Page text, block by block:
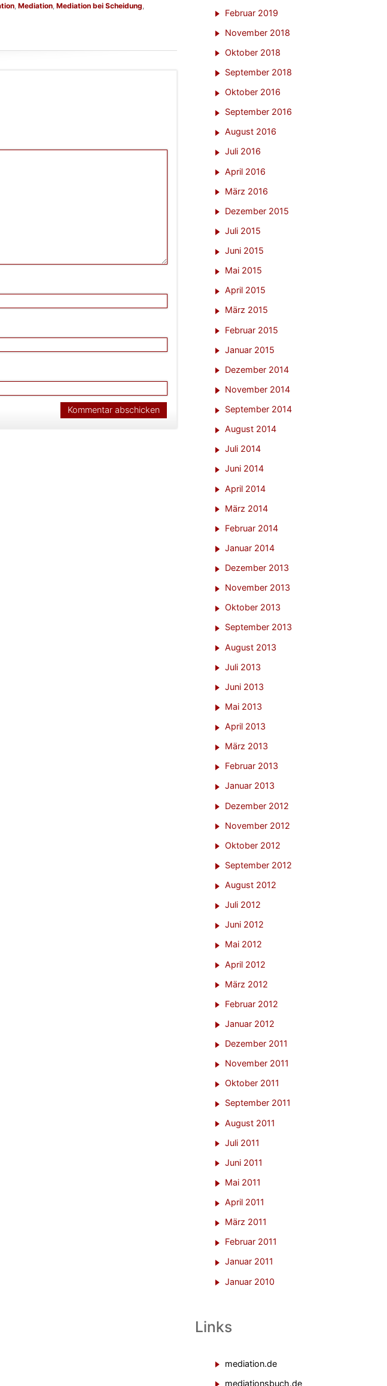
Mediation Mediation bei Scheidung
Februar 2019
November 2018
Oktober 2018
September 2018
Oktober 2016
September 2016
August 2016
Juli 2016
April 2016
März 2016
Dezember 2015
Juli 2015
Juni 2015
Mai 2015
April 2015
März 2015
Februar 2015
Januar 2015
Dezember 2014
November 2014
September 2014
August 2014
Juli 2014
Juni 2014
April 2014
März 2014
Februar 2014
Januar 2014
Dezember 2013
November 2013
Oktober 2013
September 2013
August 2013
Juli 2013
Juni 2013
Mai 2013
April 2013
März 2013
Februar 2013
Januar 2013
Dezember 2012
November 2012
Oktober 2012
September 2012
August 2012
Juli 2012
Juni 2012
Mai 2012
April 2012
März 2012
Februar 2012
Januar 2012
Dezember 2011
November 2011
Oktober 2011
September 2011
August 2011
Juli 2011
Juni 2011
Mai 2011
April 2011
März 2011
Februar 2011
Januar 2011
Januar 2010
Links
mediation.de
mediationsbuch.de